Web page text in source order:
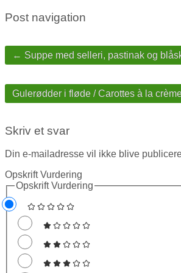
Post navigation
← Suppe med selleri, pastinak og
Gulerødder i fløde / Carottes à la
Skriv et svar
Din e-mailadresse vil ikke blive
Opskrift Vurdering
Opskrift Vurdering